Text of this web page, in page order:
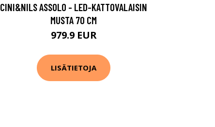
CINI&NILS ASSOLO - LED-KATTOVALAISIN
MUSTA 70 CM
979.9 EUR
LISÄTIETOJA